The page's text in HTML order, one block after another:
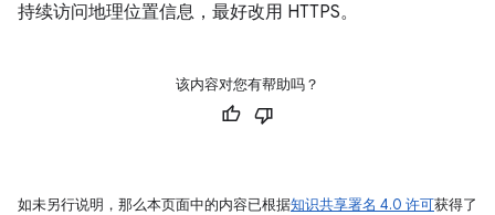
持续访问地理位置信息，最好改用 HTTPS。
该内容对您有帮助吗？
如未另行说明，那么本页面中的内容已根据知识共享署名 4.0 许可获得了